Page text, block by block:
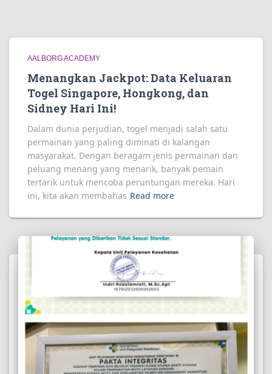
AALBORG ACADEMY
Menangkan Jackpot: Data Keluaran
Togel Singapore, Hongkong, dan
Sidney Hari Ini!
Dalam dunia perjudian, togel menjadi salah satu
permainan yang paling diminati di kalangan
masyarakat. Dengan beragam jenis permainan dan
peluang menang yang menarik, banyak pemain
tertarik untuk mencoba peruntungan mereka. Hari
ini, kita akan membahas Read more